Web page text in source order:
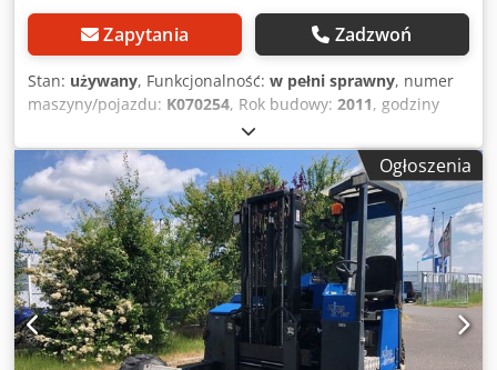
Zapytania Zadzwoń
Stan: używany, Funkcjonalność: w pełni sprawny, numer
maszyny/pojazdu: K070254, Rok budowy: 2011, godziny
2 500 kg
podnoszenia:3 040 mm, rodzaj paliwa:diesel, typ masztu:
Simplex, wysokość konstrukcyjna:2 445 mm, długość
wideł:1 600 mm, masa własna:2 230 kg, typ napędu:
Diesel, Wózek widłowy montowany na ciężarówce Numer
podwozia: K070254 Środek ciężkości ładunku: 600
Szerokość wideł: 170 mm Grubość widelca: 55 mm Typ
masztu: Standardowy Stan: gotowy do użycia i w pełni
funkcjonalny Stan techniczny: bardzo dobry Typ opon
przednich: pneumatyczne Rozmiar opon przednich:
23x8.5-12 Chedpfx Aovxbzbsk Aoa Stan opon przednich: 80
Ogłoszenia